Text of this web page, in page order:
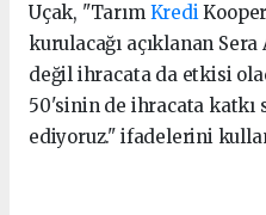
Uçak, "Tarım Kredi
kurulacağı açıklanan
değil ihracata da etkisi
50'sinin de ihracata katkı
ediyoruz." ifadelerini